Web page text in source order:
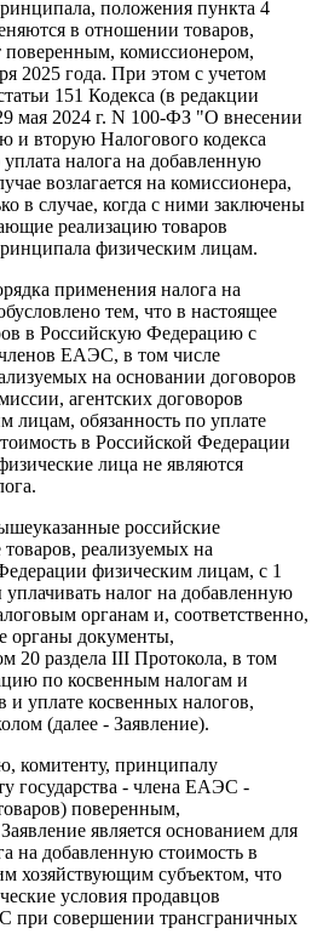
положения пункта 4
в отношении товаров,
поверенным, комиссионером,
2025 года. При этом с учетом
151 Кодекса (в редакции
мая 2024 г. N 100-ФЗ "О внесении
и вторую Налогового кодекса
налога на добавленную
возлагается на комиссионера,
в случае, когда с ними заключены
реализацию товаров
физическим лицам.
применения налога на
тем, что в настоящее
в Российскую Федерацию с
членов ЕАЭС, в том числе
на основании договоров
агентских договоров
лицам, обязанность по уплате
в Российской Федерации
лица не являются
российские
реализуемых на
физическим лицам, с 1
налог на добавленную
органам и, соответственно,
органы документы,
20 раздела III Протокола, в том
по косвенным налогам и
и уплате косвенных налогов,
(далее - Заявление).
комитенту, принципалу
государства - члена ЕАЭС -
поверенным,
является основанием для
на добавленную стоимость в
хозяйствующим субъектом, что
условия продавцов
при совершении трансграничных